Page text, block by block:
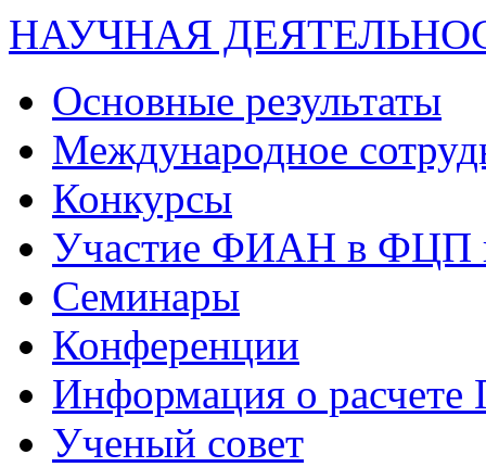
НАУЧНАЯ
Основные результаты
Международное
Конкурсы
Участие ФИАН в ФЦП
Семинары
Конференции
Информация о
Ученый совет